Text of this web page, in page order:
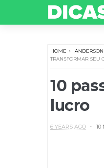
HOME
TRANSFORMAR SEU
10
lucro
6 YEARS AGO 10